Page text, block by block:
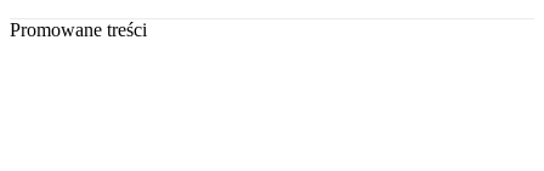
Promowane treści